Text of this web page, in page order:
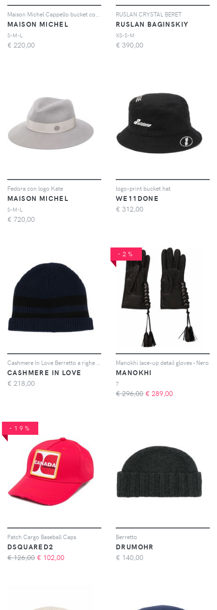
MAISON MICHEL
S-M-L
€ 220,00
RUSLAN CRYSTAL BERET
RUSLAN BAGINSKIY
XS-S-M
€ 390,00
Fedora con logo Kate
MAISON MICHEL
S-M-L
€ 720,00
logo-print bucket hat
WE11DONE
€ 312,00
CASHMERE IN LOVE
€ 218,00
-2%
Manokhi lace-up detail gloves - Nero
MANOKHI
7
€ 296,00 € 289,00
-19%
Patch Cargo Baseball Caps
DSQUARED2
€ 126,00 € 102,00
Berretto
DRUMOHR
€ 140,00